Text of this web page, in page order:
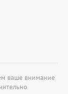
ваше внимание